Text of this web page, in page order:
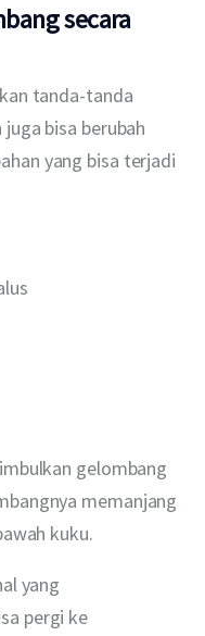
secara
tanda-tanda
bisa berubah
yang bisa terjadi
gelombang
memanjang
kuku.
yang
pergi ke